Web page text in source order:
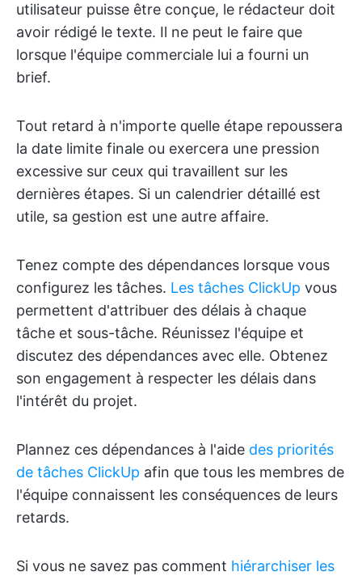
utilisateur puisse être conçue, le rédacteur doit
avoir rédigé le texte. Il ne peut le faire que
lorsque l'équipe commerciale lui a fourni un
brief.
Tout retard à n'importe quelle étape repoussera
la date limite finale ou exercera une pression
excessive sur ceux qui travaillent sur les
dernières étapes. Si un calendrier détaillé est
utile, sa gestion est une autre affaire.
Tenez compte des dépendances lorsque vous
configurez les tâches. Les tâches ClickUp vous
permettent d'attribuer des délais à chaque
tâche et sous-tâche. Réunissez l'équipe et
discutez des dépendances avec elle. Obtenez
son engagement à respecter les délais dans
l'intérêt du projet.
Plannez ces dépendances à l'aide des priorités
de tâches ClickUp afin que tous les membres de
l'équipe connaissent les conséquences de leurs
retards.
Si vous ne savez pas comment hiérarchiser les